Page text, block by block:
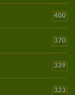
400
370
339
323